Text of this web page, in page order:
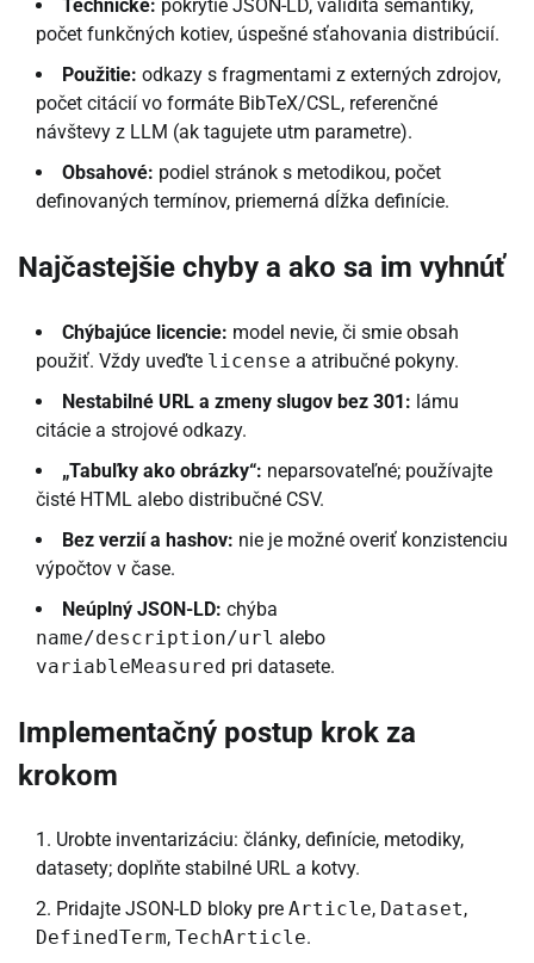
Technické: pokrytie JSON-LD, validita sémantiky,
počet funkčných kotiev, úspešné sťahovania distribúcií.
Použitie: odkazy s fragmentami z externých zdrojov,
počet citácií vo formáte BibTeX/CSL, referenčné
návštevy z LLM (ak tagujete utm parametre).
Obsahové: podiel stránok s metodikou, počet
definovaných termínov, priemerná dĺžka definície.
Najčastejšie chyby a ako sa im vyhnúť
Chýbajúce licencie: model nevie, či smie obsah
použiť. Vždy uveďte license a atribučné pokyny.
Nestabilné URL a zmeny slugov bez 301: lámu
citácie a strojové odkazy.
„Tabuľky ako obrázky“: neparsovateľné; používajte
čisté HTML alebo distribučné CSV.
Bez verzií a hashov: nie je možné overiť konzistenciu
výpočtov v čase.
Neúplný JSON-LD: chýba
name/description/url alebo
variableMeasured pri datasete.
Implementačný postup krok za
krokom
Urobte inventarizáciu: články, definície, metodiky,
datasety; doplňte stabilné URL a kotvy.
Pridajte JSON-LD bloky pre Article, Dataset,
DefinedTerm, TechArticle.